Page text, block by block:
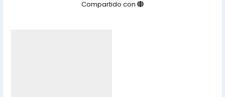
Compartido con